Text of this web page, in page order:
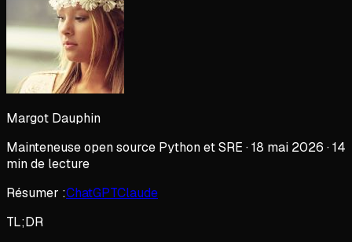
Margot Dauphin
Mainteneuse open source Python et SRE · 18 mai 2026 · 14
min de lecture
Résumer :ChatGPTClaude
TL;DR